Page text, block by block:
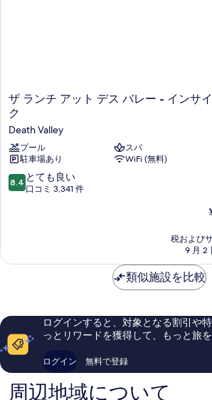
す
る
べ
て
の
写
真
を
る
ザ
ラ
ン
チ
ア
ッ
ト
デ
イ
ド
パ
ー
Valley
ザ ランチ アット デス バレー - インサ
ク
Death Valley
プール
スパ
駐車場あり
WiFi (無料)
10
段
も
コ
3,341
件
の
口
8.4 とても良い
口コミ 3,341 件
は
税および
9 月 2
類似施設を比較
ログインすると、対象となる割引や
っとリワードを獲得して、もっと旅
ログイン 無料で登録
周辺地域について